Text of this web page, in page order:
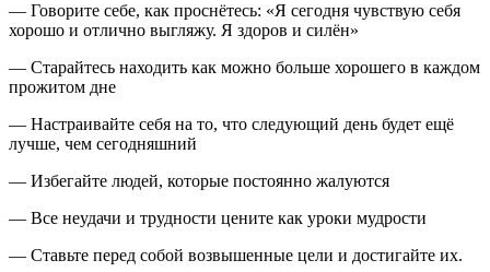
— Говорите себе, как проснётесь: «Я сегодня чувствую себя
хорошо и отлично выгляжу. Я здоров и силён»
— Старайтесь находить как можно больше хорошего в каждом
прожитом дне
— Настраивайте себя на то, что следующий день будет ещё
лучше, чем сегодняшний
— Избегайте людей, которые постоянно жалуются
— Все неудачи и трудности цените как уроки мудрости
— Ставьте перед собой возвышенные цели и достигайте их.